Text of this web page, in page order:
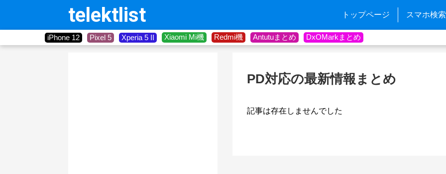
telektlist トップページ スマホ検索
iPhone 12 Pixel 5 Xperia 5 II Xiaomi Mi機 Redmi機 Antutuまとめ DxOMarkまとめ
PD対応の最新情報まとめ
記事は存在しませんでした